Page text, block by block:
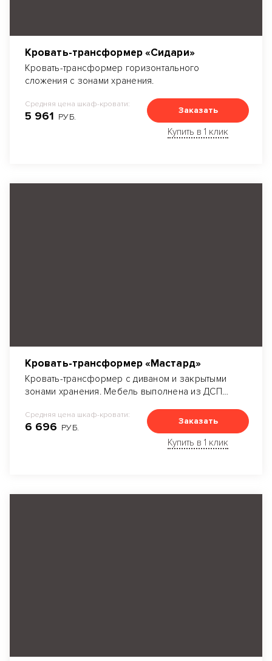
Кровать-трансформер «Сидари»
Кровать-трансформер горизонтального
сложения с зонами хранения.
Средняя цена шкаф-кровати:
5 961 РУБ.
Заказать
Купить в 1 клик
Кровать-трансформер «Мастард»
Кровать-трансформер с диваном и закрытыми
зонами хранения. Мебель выполнена из ДСП
Средняя цена шкаф-кровати:
6 696 РУБ.
Заказать
Купить в 1 клик